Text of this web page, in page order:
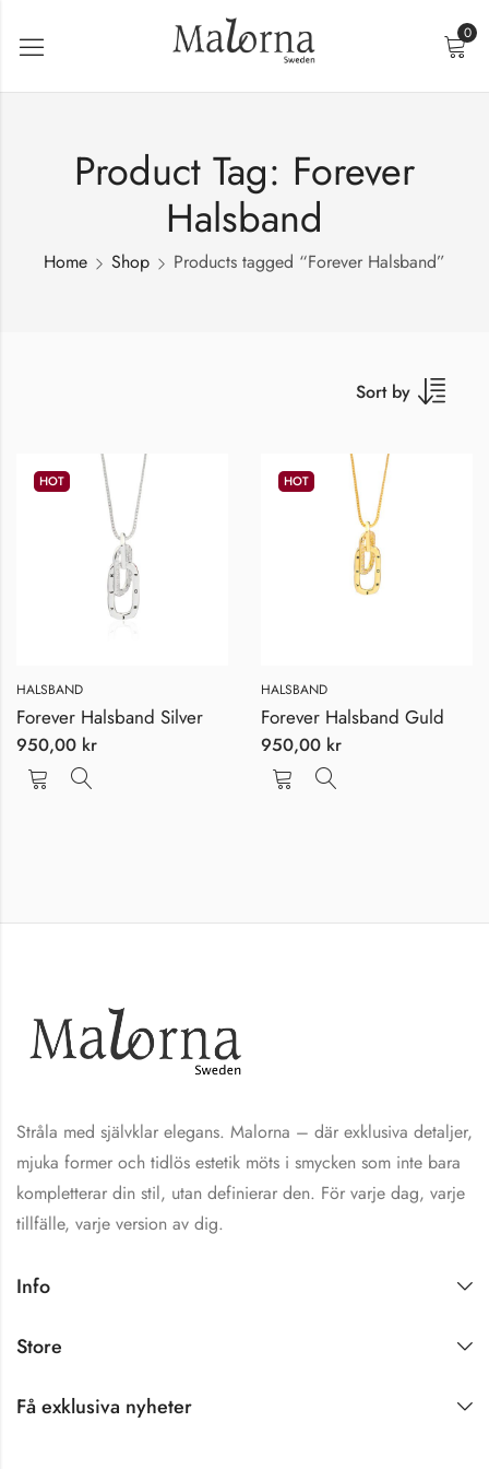
0
Product Tag: Forever
Halsband
Home Shop Products tagged “Forever Halsband”
Sort by
HOT
HALSBAND
Forever Halsband Silver
950,00 kr
HOT
HALSBAND
Forever Halsband Guld
950,00 kr
Stråla med självklar elegans. Malorna – där exklusiva detaljer,
mjuka former och tidlös estetik möts i smycken som inte bara
kompletterar din stil, utan definierar den. För varje dag, varje
tillfälle, varje version av dig.
Info
Store
Få exklusiva nyheter